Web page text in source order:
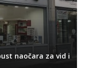
naočara za vid i